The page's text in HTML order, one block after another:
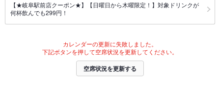
【★岐阜駅前店クーポン★】【日曜日から木曜限定！】対象ドリンクが
何杯飲んでも299円！
カレンダーの更新に失敗しました。
下記ボタンを押して空席状況を更新してください。
空席状況を更新する